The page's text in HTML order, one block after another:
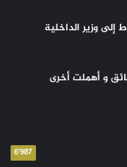
وزير الداخلية
و أهملت أخرى
6٬987